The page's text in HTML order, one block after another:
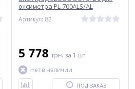
оксиметра PL-700ALS/AL
Артикул: 82
5 778 грн. за 1 шт
Нет в наличии
ПОД ЗАКАЗ